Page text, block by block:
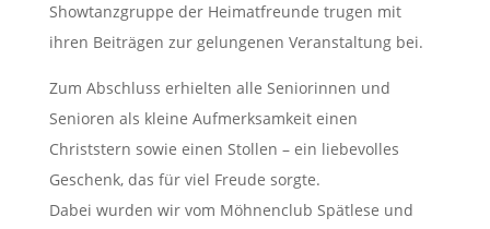
Showtanzgruppe der Heimatfreunde trugen mit
ihren Beiträgen zur gelungenen Veranstaltung bei.
Zum Abschluss erhielten alle Seniorinnen und
Senioren als kleine Aufmerksamkeit einen
Christstern sowie einen Stollen – ein liebevolles
Geschenk, das für viel Freude sorgte.
Dabei wurden wir vom Möhnenclub Spätlese und